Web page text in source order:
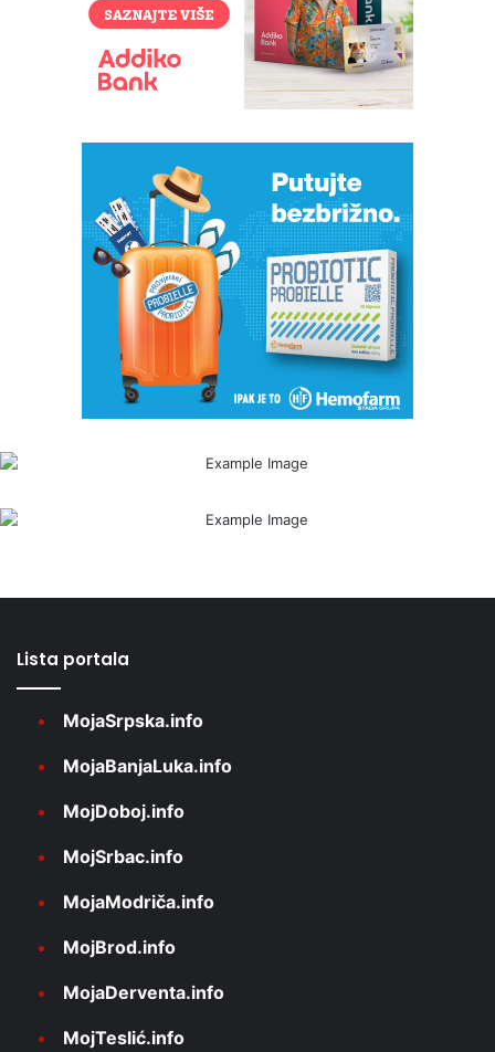
Lista portala
MojaSrpska.info
MojaBanjaLuka.info
MojDoboj.info
MojSrbac.info
MojaModriča.info
MojBrod.info
MojaDerventa.info
MojTeslić.info